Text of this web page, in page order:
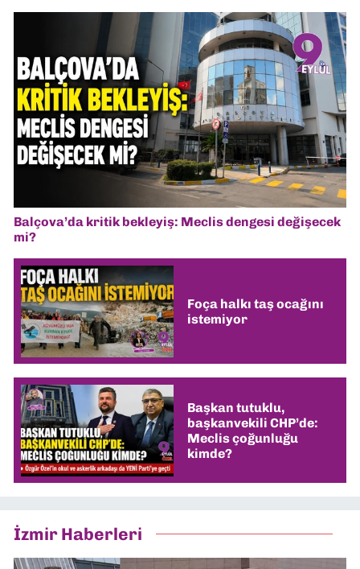
Balçova’da kritik bekleyiş: Meclis dengesi değişecek
mi?
Foça halkı taş ocağını
istemiyor
Başkan tutuklu,
başkanvekili CHP’de:
Meclis çoğunluğu
kimde?
İzmir Haberleri